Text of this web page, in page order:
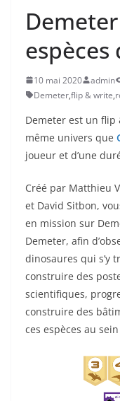
espèces
10 mai 2020 admin
Demeter,flip & write,
Demeter est un
même univers que
joueur et d’une
Créé par Matthieu
et David Sitbon,
en mission sur
Demeter, afin
dinosaures qui s’y
construire des
scientifiques,
construire des
ces espèces au